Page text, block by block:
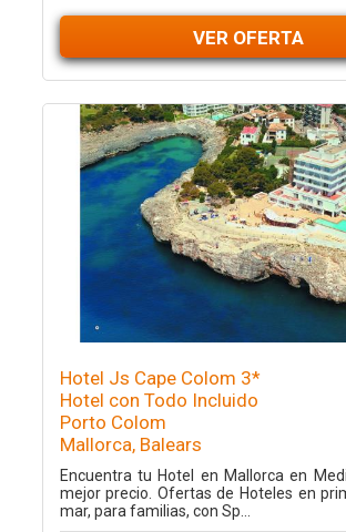
VER OFERTA
Hotel Js Cape Colom 3*
Hotel con Todo Incluido
Porto Colom
Mallorca, Balears
Encuentra tu Hotel en Mallorca en
mejor precio. Ofertas de Hoteles en
mar, para familias, con Sp...